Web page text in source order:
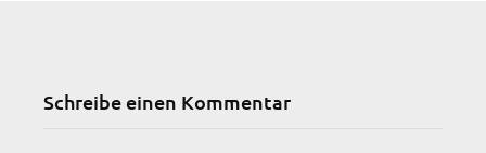
Schreibe einen Kommentar